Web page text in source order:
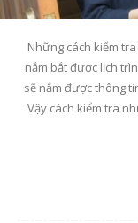
Những cách kiểm
nắm bắt được lịch
sẽ nắm được thông
Vậy cách kiểm tra